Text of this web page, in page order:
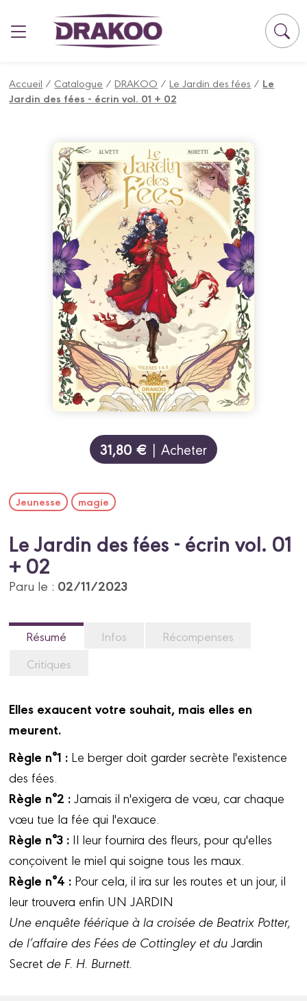
Accueil / Catalogue /DRAKOO /Le Jardin des fées / Le
Jardin des fées - écrin vol. 01 + 02
31,80 € | Acheter
Jeunesse magie
Le Jardin des fées - écrin vol. 01
+ 02
Paru le : 02/11/2023
Résumé Infos
Récompenses
Critiques
Elles exaucent votre souhait, mais elles en
meurent.
Règle n°1 : Le berger doit garder secrète l'existence
des fées.
Règle n°2 :Jamais il n'exigera de vœu, car chaque
vœu tue la fée qui l'exauce.
Règle n°3 : Il leur fournira des fleurs, pour qu'elles
conçoivent le miel qui soigne tous les maux.
Règle n°4 : Pour cela, il ira sur les routes et un jour, il
leur trouvera enfin UN JARDIN
Une enquête féérique à la croisée de Beatrix Potter,
de l’affaire des Fées de Cottingley et duJardin
Secret de F. H. Burnett.